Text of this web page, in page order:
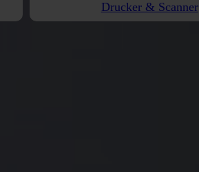
Drucker & Scanner